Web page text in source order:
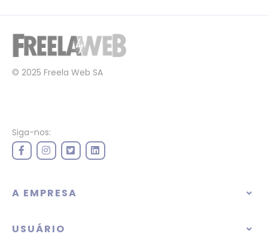
© 2025 Freela Web SA
Siga-nos:
A EMPRESA
USUÁRIO